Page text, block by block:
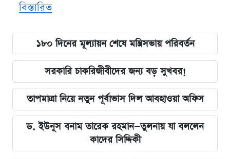
বিস্তারিত
১৮০ দিনের মূল্যায়ন শেষে মন্ত্রিসভায় পরিবর্তন
সরকারি চাকরিজীবীদের জন্য বড় সুখবর!
তাপমাত্রা নিয়ে নতুন পূর্বাভাস দিল আবহাওয়া অফিস
ড. ইউনূস বনাম তারেক রহমান—তুলনায় যা বললেন
কাদের সিদ্দিকী